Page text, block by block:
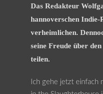
Das Redakteur
hannoverschen
verheimlichen.
seine Freude über
teilen.
Ich gehe jetzt einfach